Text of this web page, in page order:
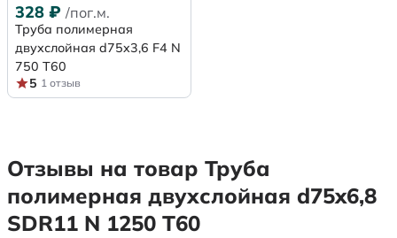
328 ₽ /пог.м.
Труба полимерная
двухслойная d75x3,6 F4 N
750 Т60
5 1 отзыв
Отзывы на товар Труба
полимерная двухслойная d75x6,8
SDR11 N 1250 Т60